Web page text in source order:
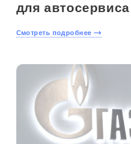
для автосервиса
Смотреть подробнее